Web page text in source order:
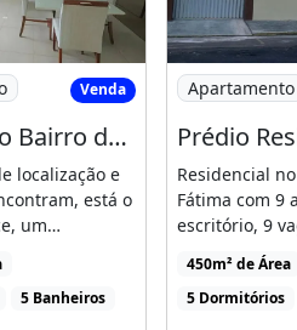
Varanda
no Bairro de Fátima
Venda
3 Suítes no Bairro de Fátima Apartamento no Premiere Place
localização e
está o
um
traduz [...]
5 Banheiros
Imagem:
Apartamento
Residencial
Fátima com 9
escritório, 9
garagem,
450m² de Área
5 Dormitórios